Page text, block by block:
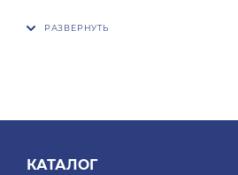
Нормальная влажность
КАТАЛОГ